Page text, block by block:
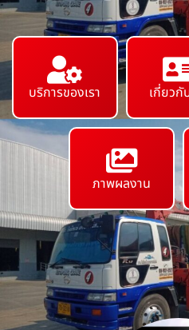
บริการของเรา เกี่ยวกั
ภาพผลงาน